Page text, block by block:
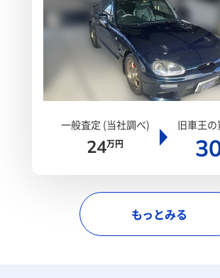
一般査定 (当社調べ)
24万円
旧車王
もっとみる